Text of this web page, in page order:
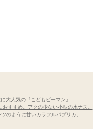
大人気の『こどもピーマン』
すすめ。アクの少ない小型の水ナス。
のように甘いカラフルパプリカ。